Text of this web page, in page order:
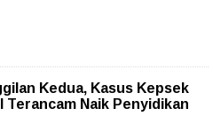
Kedua, Kasus Kepsek
Terancam Naik Penyidikan